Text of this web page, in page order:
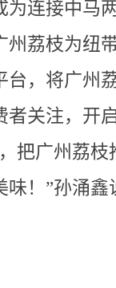
为连接中马
州荔枝为纽
台，将广州
者关注，开
把广州荔枝
味！”孙涌鑫